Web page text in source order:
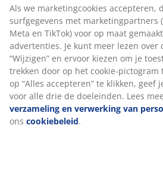
Als we marketingcookies accepteren,
surfgegevens met marketingpartners
Meta en TikTok) voor op maat
advertenties. Je kunt meer lezen
“Wijzigen” en ervoor kiezen om je
trekken door op het cookie-pictogram
op “Alles accepteren” te klikken, geef
voor alle drie de doeleinden. Lees
verzameling en verwerking van
ons cookiebeleid.